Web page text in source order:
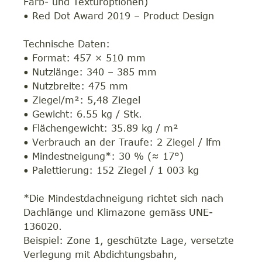
• Red Dot Award 2019 – Product Design
Technische Daten:
• Format: 457 × 510 mm
• Nutzlänge: 340 – 385 mm
• Nutzbreite: 475 mm
• Ziegel/m²: 5,48 Ziegel
• Gewicht: 6.55 kg / Stk.
• Flächengewicht: 35.89 kg / m²
• Verbrauch an der Traufe: 2 Ziegel / lfm
• Mindestneigung*: 30 % (≈ 17°)
• Palettierung: 152 Ziegel / 1 003 kg
*Die Mindestdachneigung richtet sich nach
Dachlänge und Klimazone gemäss UNE-
136020.
Beispiel: Zone 1, geschützte Lage, versetzte
Verlegung mit Abdichtungsbahn,